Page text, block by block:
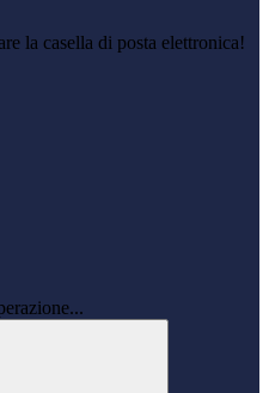
la casella di posta elettronica!